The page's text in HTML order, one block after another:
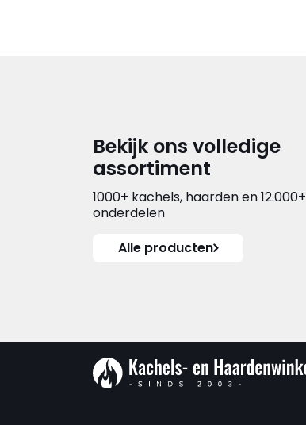
Bekijk ons volledige
assortiment
1000+ kachels, haarden en 12.000+
onderdelen
Alle producten